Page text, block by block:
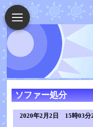
ソファー処分
2020年2月2日 15時03分